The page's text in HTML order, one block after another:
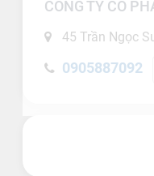
CÔNG TY CỔ
45 Trần Ngọc
0905887092